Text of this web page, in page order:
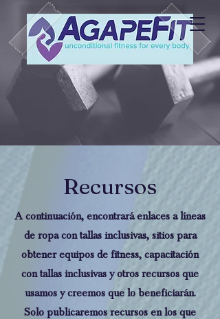
Recursos
A continuación, encontrará enlaces a líneas
de ropa con tallas inclusivas, sitios para
obtener equipos de fitness, capacitación
con tallas inclusivas y otros recursos que
usamos y creemos que lo beneficiarán.
Solo publicaremos recursos en los que